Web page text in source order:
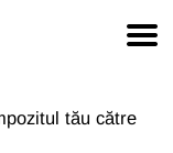
tău către